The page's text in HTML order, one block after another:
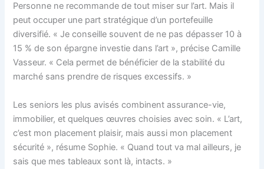
Personne ne recommande de tout miser sur l’art. Mais il
peut occuper une part stratégique d’un portefeuille
diversifié. « Je conseille souvent de ne pas dépasser 10 à
15 % de son épargne investie dans l’art », précise Camille
Vasseur. « Cela permet de bénéficier de la stabilité du
marché sans prendre de risques excessifs. »
Les seniors les plus avisés combinent assurance-vie,
immobilier, et quelques œuvres choisies avec soin. « L’art,
c’est mon placement plaisir, mais aussi mon placement
sécurité », résume Sophie. « Quand tout va mal ailleurs, je
sais que mes tableaux sont là, intacts. »